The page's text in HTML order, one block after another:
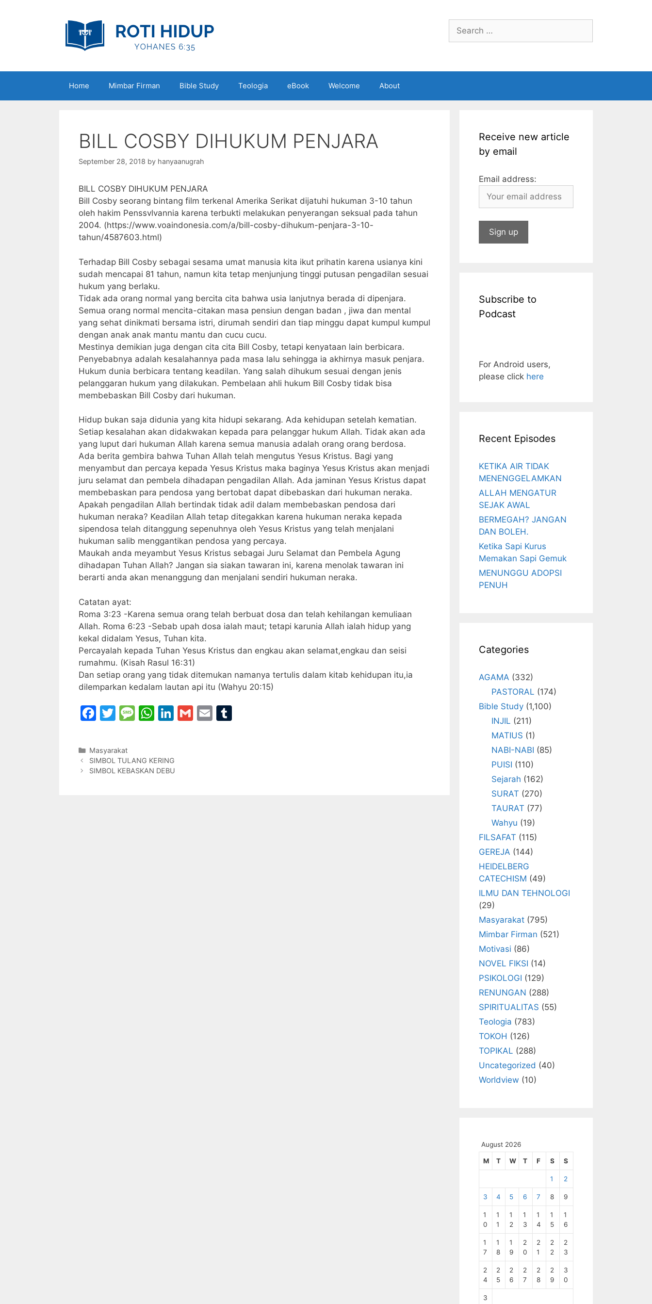
Search
for:
Home Mimbar Firman Bible Study Teologia eBook Welcome About
BILL COSBY DIHUKUM PENJARA
September 28, 2018 by hanyaanugrah
BILL COSBY DIHUKUM PENJARA
Bill Cosby seorang bintang film terkenal Amerika Serikat dijatuhi hukuman 3-10 tahun
oleh hakim Penssvlvannia karena terbukti melakukan penyerangan seksual pada tahun
2004. (https://www.voaindonesia.com/a/bill-cosby-dihukum-penjara-3-10-
tahun/4587603.html)
Terhadap Bill Cosby sebagai sesama umat manusia kita ikut prihatin karena usianya kini
sudah mencapai 81 tahun, namun kita tetap menjunjung tinggi putusan pengadilan sesuai
hukum yang berlaku.
Tidak ada orang normal yang bercita cita bahwa usia lanjutnya berada di dipenjara.
Semua orang normal mencita-citakan masa pensiun dengan badan , jiwa dan mental
yang sehat dinikmati bersama istri, dirumah sendiri dan tiap minggu dapat kumpul kumpul
dengan anak anak mantu mantu dan cucu cucu.
Mestinya demikian juga dengan cita cita Bill Cosby, tetapi kenyataan lain berbicara.
Penyebabnya adalah kesalahannya pada masa lalu sehingga ia akhirnya masuk penjara.
Hukum dunia berbicara tentang keadilan. Yang salah dihukum sesuai dengan jenis
pelanggaran hukum yang dilakukan. Pembelaan ahli hukum Bill Cosby tidak bisa
membebaskan Bill Cosby dari hukuman.
Hidup bukan saja didunia yang kita hidupi sekarang. Ada kehidupan setelah kematian.
Setiap kesalahan akan didakwakan kepada para pelanggar hukum Allah. Tidak akan ada
yang luput dari hukuman Allah karena semua manusia adalah orang orang berdosa.
Ada berita gembira bahwa Tuhan Allah telah mengutus Yesus Kristus. Bagi yang
menyambut dan percaya kepada Yesus Kristus maka baginya Yesus Kristus akan menjadi
juru selamat dan pembela dihadapan pengadilan Allah. Ada jaminan Yesus Kristus dapat
membebaskan para pendosa yang bertobat dapat dibebaskan dari hukuman neraka.
Apakah pengadilan Allah bertindak tidak adil dalam membebaskan pendosa dari
hukuman neraka? Keadilan Allah tetap ditegakkan karena hukuman neraka kepada
sipendosa telah ditanggung sepenuhnya oleh Yesus Kristus yang telah menjalani
hukuman salib menggantikan pendosa yang percaya.
Maukah anda meyambut Yesus Kristus sebagai Juru Selamat dan Pembela Agung
dihadapan Tuhan Allah? Jangan sia siakan tawaran ini, karena menolak tawaran ini
berarti anda akan menanggung dan menjalani sendiri hukuman neraka.
Catatan ayat:
Roma 3:23 -Karena semua orang telah berbuat dosa dan telah kehilangan kemuliaan
Allah. Roma 6:23 -Sebab upah dosa ialah maut; tetapi karunia Allah ialah hidup yang
kekal didalam Yesus, Tuhan kita.
Percayalah kepada Tuhan Yesus Kristus dan engkau akan selamat,engkau dan seisi
rumahmu. (Kisah Rasul 16:31)
Dan setiap orang yang tidak ditemukan namanya tertulis dalam kitab kehidupan itu,ia
dilemparkan kedalam lautan api itu (Wahyu 20:15)
F
c
e
b
T
itt
er
M
s
a
W
s
A
Li
e
dI
G
E
Categories
Masyarakat
SIMBOL TULANG KERING
SIMBOL KEBASKAN DEBU
Receive new article
by email
Email address:
Subscribe to
Podcast
For Android users,
please click here
Recent Episodes
KETIKA AIR TIDAK
MENENGGELAMKAN
ALLAH MENGATUR
SEJAK AWAL
BERMEGAH? JANGAN
DAN BOLEH.
Ketika Sapi Kurus
Memakan Sapi Gemuk
MENUNGGU ADOPSI
PENUH
Categories
AGAMA (332)
PASTORAL (174)
Bible Study (1,100)
INJIL (211)
MATIUS (1)
NABI-NABI (85)
PUISI (110)
Sejarah (162)
SURAT (270)
TAURAT (77)
Wahyu (19)
FILSAFAT (115)
GEREJA (144)
HEIDELBERG
CATECHISM (49)
ILMU DAN TEHNOLOGI
(29)
Masyarakat (795)
Mimbar Firman (521)
Motivasi (86)
NOVEL FIKSI (14)
PSIKOLOGI (129)
RENUNGAN (288)
SPIRITUALITAS (55)
Teologia (783)
TOKOH (126)
TOPIKAL (288)
Uncategorized (40)
Worldview (10)
August 2026
M T W T F S S
1 2
3 4 5 6 7 8 9
1
0
1
1
1
2
1
3
1
4
1
5
1
6
1
7
1
8
1
9
2
0
2
1
2
2
2
3
2
4
2
5
2
6
2
7
2
8
2
9
3
0
3